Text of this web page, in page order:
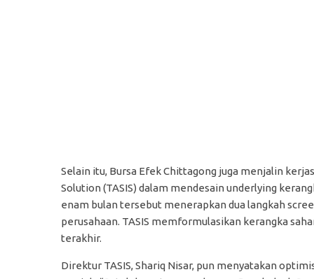
Selain itu, Bursa Efek Chittagong juga menjalin
Solution (TASIS) dalam mendesain underlying
enam bulan tersebut menerapkan dua langkah
perusahaan. TASIS memformulasikan kerangka
terakhir.
Direktur TASIS, Shariq Nisar, pun menyatakan